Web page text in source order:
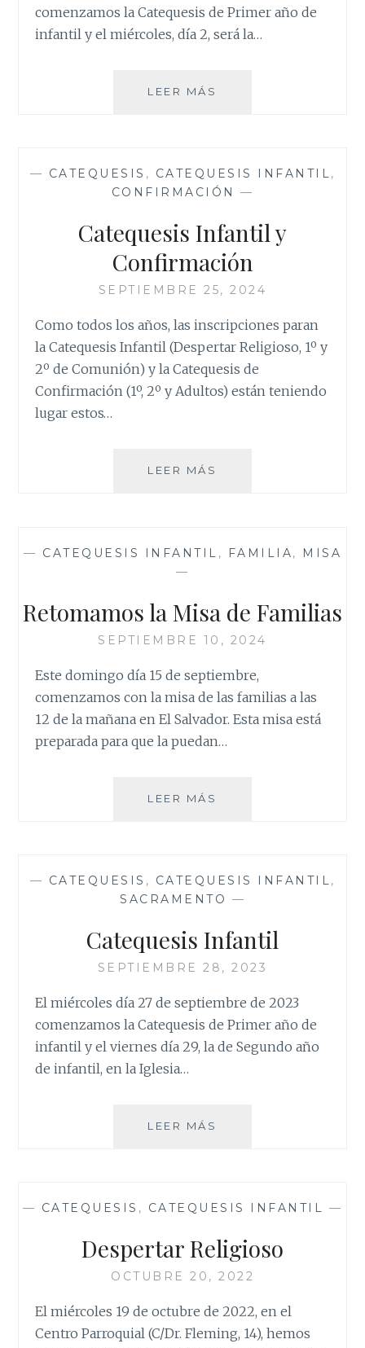
comenzamos la Catequesis de Primer año de
infantil y el miércoles, día 2, será la…
LEER MÁS
— CATEQUESIS , CATEQUESIS INFANTIL,
CONFIRMACIÓN
—
Catequesis Infantil y
Confirmación
SEPTIEMBRE 25, 2024
Como todos los años, las inscripciones paran
la Catequesis Infantil (Despertar Religioso, 1º y
2º de Comunión) y la Catequesis de
Confirmación (1º, 2º y Adultos) están teniendo
lugar estos…
LEER MÁS
— CATEQUESIS INFANTIL , FAMILIA,
MISA
—
Retomamos la Misa de Familias
SEPTIEMBRE 10, 2024
Este domingo día 15 de septiembre,
comenzamos con la misa de las familias a las
12 de la mañana en El Salvador. Esta misa está
preparada para que la puedan…
LEER MÁS
— CATEQUESIS , CATEQUESIS INFANTIL,
SACRAMENTO —
Catequesis Infantil
SEPTIEMBRE 28, 2023
El miércoles día 27 de septiembre de 2023
comenzamos la Catequesis de Primer año de
infantil y el viernes día 29, la de Segundo año
de infantil, en la Iglesia…
LEER MÁS
— CATEQUESIS , CATEQUESIS INFANTIL —
Despertar Religioso
OCTUBRE 20, 2022
El miércoles 19 de octubre de 2022, en el
Centro Parroquial (C/Dr. Fleming, 14), hemos